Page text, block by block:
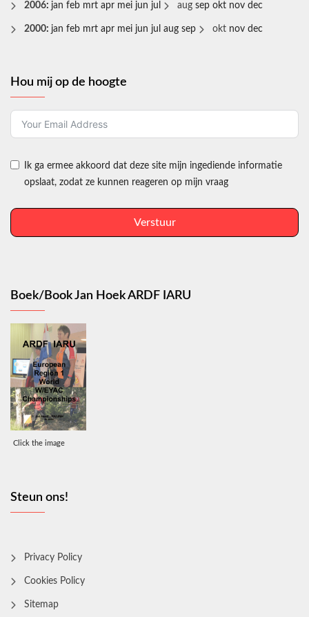
2006: jan feb mrt apr mei jun jul aug sep okt nov dec
2000: jan feb mrt apr mei jun jul aug sep okt nov dec
Hou mij op de hoogte
Ik ga ermee akkoord dat deze site mijn ingediende informatie
opslaat, zodat ze kunnen reageren op mijn vraag
Verstuur
Boek/Book Jan Hoek ARDF IARU
Click the image
Steun ons!
Privacy Policy
Cookies Policy
Sitemap